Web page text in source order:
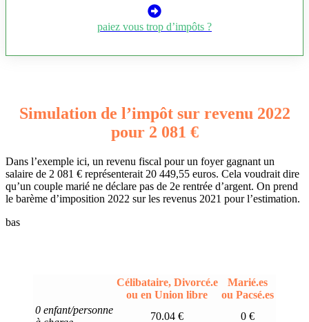
paiez vous trop d’impôts ?
Simulation de l’impôt sur revenu 2022
pour 2 081 €
Dans l’exemple ici, un revenu fiscal pour un foyer gagnant un
salaire de 2 081 € représenterait 20 449,55 euros. Cela voudrait dire
qu’un couple marié ne déclare pas de 2e rentrée d’argent. On prend
le barème d’imposition 2022 sur les revenus 2021 pour l’estimation.
bas
Célibataire, Divorcé.e
ou en Union libre
Marié.es
ou Pacsé.es
0 enfant/personne
70.04 €
0 €